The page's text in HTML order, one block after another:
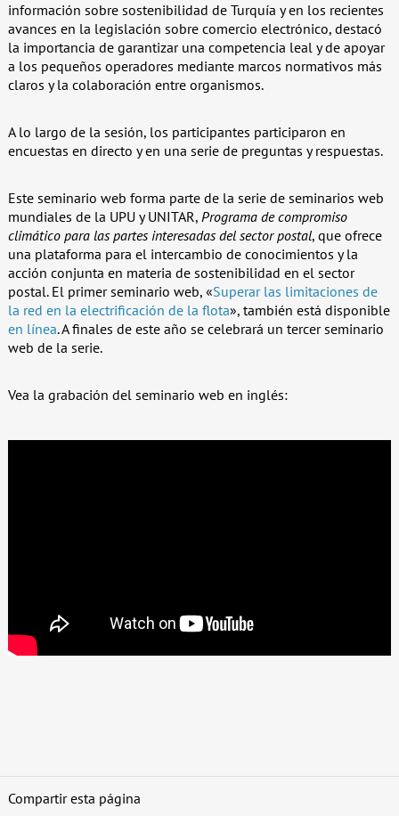
información sobre sostenibilidad de Turquía y en los recientes
avances en la legislación sobre comercio electrónico, destacó
la importancia de garantizar una competencia leal y de apoyar
a los pequeños operadores mediante marcos normativos más
claros y la colaboración entre organismos.
A lo largo de la sesión, los participantes participaron en
encuestas en directo y en una serie de preguntas y respuestas.
Este seminario web forma parte de la serie de seminarios web
mundiales de la UPU y UNITAR, Programa de compromiso
climático para las partes interesadas del sector postal, que ofrece
una plataforma para el intercambio de conocimientos y la
acción conjunta en materia de sostenibilidad en el sector
postal. El primer seminario web, «Superar las limitaciones de
la red en la electrificación de la flota», también está disponible
en línea. A finales de este año se celebrará un tercer seminario
web de la serie.
Vea la grabación del seminario web en inglés:
Compartir esta página